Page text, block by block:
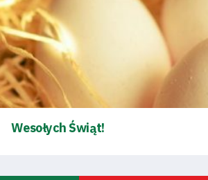
Wesołych Świąt!